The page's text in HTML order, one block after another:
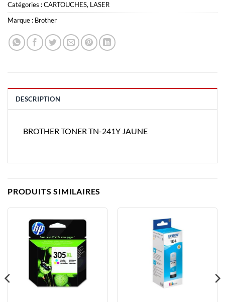
Catégories :CARTOUCHES, LASER
Marque : Brother
DESCRIPTION
BROTHER TONER TN-241Y JAUNE
PRODUITS SIMILAIRES